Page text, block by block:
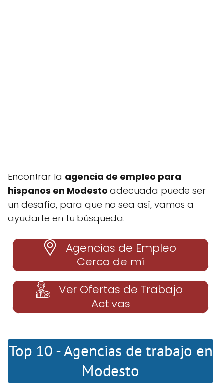
Encontrar la agencia de empleo para
hispanos en Modesto adecuada puede ser
un desafío, para que no sea así, vamos a
ayudarte en tu búsqueda.
Agencias de Empleo
Cerca de mí
Ver Ofertas de Trabajo
Activas
Top 10 - Agencias de trabajo en
Modesto